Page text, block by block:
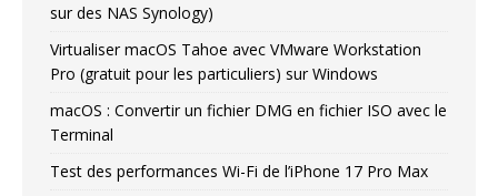
sur des NAS Synology)
Virtualiser macOS Tahoe avec VMware Workstation
Pro (gratuit pour les particuliers) sur Windows
macOS : Convertir un fichier DMG en fichier ISO avec le
Terminal
Test des performances Wi-Fi de l’iPhone 17 Pro Max